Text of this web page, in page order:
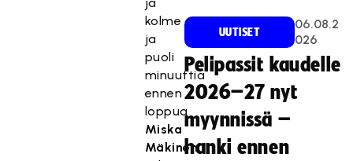
kolme
ja
puoli
minuuttia
ennen
loppua
Miska
Mäkinen
UUTISET
06.08.2
026
Pelipassit kaudelle
2026–27 nyt
myynnissä –
hanki ennen